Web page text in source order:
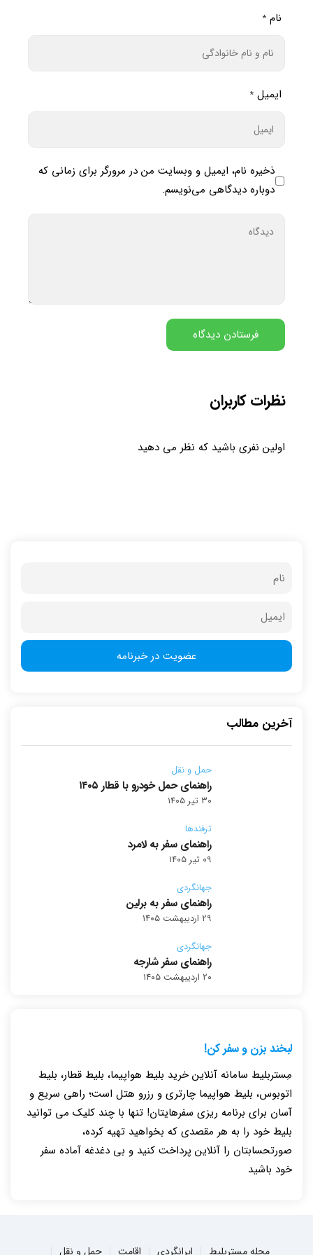
نام *
ایمیل *
ذخیره نام، ایمیل و وبسایت من در مرورگر برای زمانی که
دوباره دیدگاهی می‌نویسم.
نظرات کاربران
اولین نفری باشید که نظر می دهید
آخرین مطالب
حمل و نقل
راهنمای حمل خودرو با قطار ۱۴۰۵
۳۰ تیر ۱۴۰۵
ترفندها
راهنمای سفر به لامرد
۰۹ تیر ۱۴۰۵
جهانگردی
راهنمای سفر به برلین
۲۹ اردیبهشت ۱۴۰۵
جهانگردی
راهنمای سفر شارجه
۲۰ اردیبهشت ۱۴۰۵
لبخند بزن و سفر کن!
مِستربلیط سامانه آنلاین خرید بلیط هواپیما، بلیط قطار، بلیط
اتوبوس، بلیط هواپیما چارتری و رزرو هتل است؛ راهی سریع و
آسان برای برنامه ریزی سفرهایتان! تنها با چند کلیک می توانید
بلیط خود را به هر مقصدی که بخواهید تهیه کرده،
صورتحسابتان را آنلاین پرداخت کنید و بی دغدغه آماده سفر
خود باشید
مجله مستربلیط ایرانگردی اقامت حمل و نقل